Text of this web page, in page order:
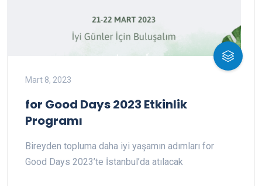
Mart 8, 2023
for Good Days 2023 Etkinlik
Programı
Bireyden topluma daha iyi yaşamın adımları for
Good Days 2023’te İstanbul’da atılacak